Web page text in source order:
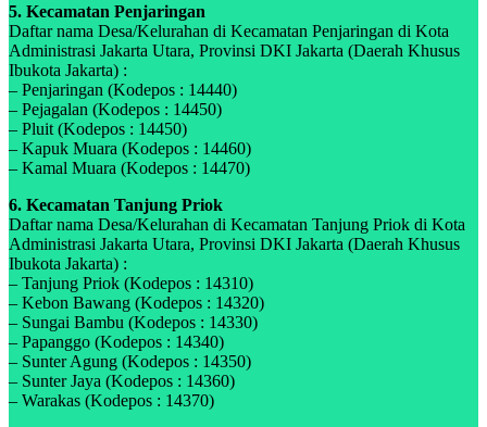
5. Kecamatan Penjaringan
Daftar nama Desa/Kelurahan di Kecamatan Penjaringan di Kota
Administrasi Jakarta Utara, Provinsi DKI Jakarta (Daerah Khusus
Ibukota Jakarta) :
– Penjaringan (Kodepos : 14440)
– Pejagalan (Kodepos : 14450)
– Pluit (Kodepos : 14450)
– Kapuk Muara (Kodepos : 14460)
– Kamal Muara (Kodepos : 14470)
6. Kecamatan Tanjung Priok
Daftar nama Desa/Kelurahan di Kecamatan Tanjung Priok di Kota
Administrasi Jakarta Utara, Provinsi DKI Jakarta (Daerah Khusus
Ibukota Jakarta) :
– Tanjung Priok (Kodepos : 14310)
– Kebon Bawang (Kodepos : 14320)
– Sungai Bambu (Kodepos : 14330)
– Papanggo (Kodepos : 14340)
– Sunter Agung (Kodepos : 14350)
– Sunter Jaya (Kodepos : 14360)
– Warakas (Kodepos : 14370)